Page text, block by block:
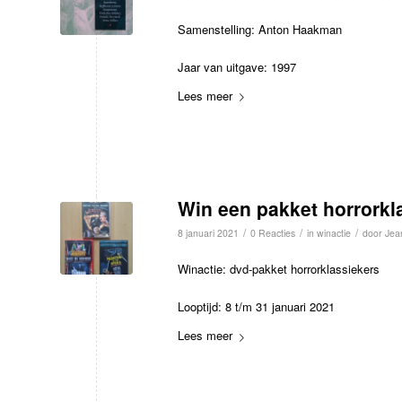
Samenstelling: Anton Haakman
Jaar van uitgave: 1997
Lees meer
Win een pakket
8 januari 2021 / 0 Reacties / in winactie / door
Winactie: dvd-pakket horrorklassiekers
Looptijd: 8 t/m 31 januari 2021
Lees meer